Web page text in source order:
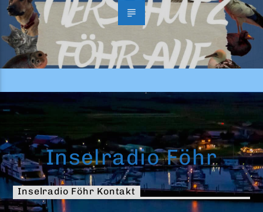
Inselradio Föhr
Inselradio Föhr Kontakt